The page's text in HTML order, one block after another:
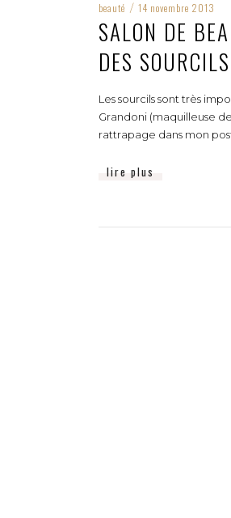
beauté / 14 novembre 2013
SALON DE
DES
Les sourcils sont très
Grandoni (maquilleuse
rattrapage dans mon
lire plus